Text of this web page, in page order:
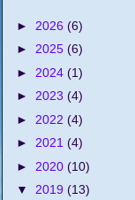
► 2026 (6)
► 2025 (6)
► 2024 (1)
► 2023 (4)
► 2022 (4)
► 2021 (4)
► 2020 (10)
▼ 2019 (13)